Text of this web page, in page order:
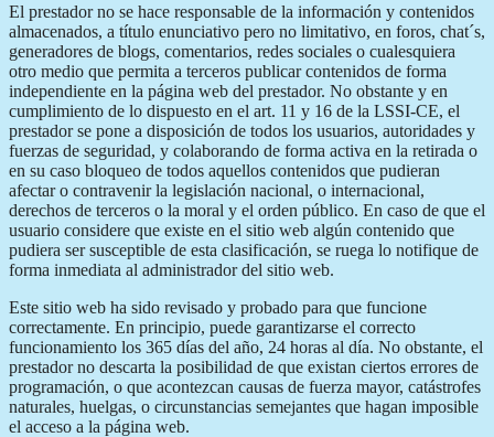
El prestador no se hace responsable de la información y contenidos
almacenados, a título enunciativo pero no limitativo, en foros, chat´s,
generadores de blogs, comentarios, redes sociales o cualesquiera
otro medio que permita a terceros publicar contenidos de forma
independiente en la página web del prestador. No obstante y en
cumplimiento de lo dispuesto en el art. 11 y 16 de la LSSI-CE, el
prestador se pone a disposición de todos los usuarios, autoridades y
fuerzas de seguridad, y colaborando de forma activa en la retirada o
en su caso bloqueo de todos aquellos contenidos que pudieran
afectar o contravenir la legislación nacional, o internacional,
derechos de terceros o la moral y el orden público. En caso de que el
usuario considere que existe en el sitio web algún contenido que
pudiera ser susceptible de esta clasificación, se ruega lo notifique de
forma inmediata al administrador del sitio web.
Este sitio web ha sido revisado y probado para que funcione
correctamente. En principio, puede garantizarse el correcto
funcionamiento los 365 días del año, 24 horas al día. No obstante, el
prestador no descarta la posibilidad de que existan ciertos errores de
programación, o que acontezcan causas de fuerza mayor, catástrofes
naturales, huelgas, o circunstancias semejantes que hagan imposible
el acceso a la página web.